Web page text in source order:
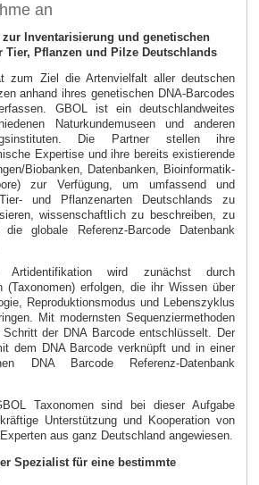
an
Inventarisierung und genetischen
Tier, Pflanzen und Pilze Deutschlands
zum Ziel die Artenvielfalt aller deutschen
anhand ihres genetischen DNA-Barcodes
GBOL ist ein deutschlandweites
Naturkundemuseen und anderen
Die Partner stellen ihre
Expertise und ihre bereits existierende
Biobanken, Datenbanken, Bioinformatik-
zur Verfügung, um umfassend und
und Pflanzenarten Deutschlands zu
wissenschaftlich zu beschreiben, zu
globale Referenz-Barcode Datenbank
Artidentifikation wird zunächst durch
(Taxonomen) erfolgen, die ihr Wissen über
Reproduktionsmodus und Lebenszyklus
Mit modernsten Sequenziermethoden
der DNA Barcode entschlüsselt. Der
dem DNA Barcode verknüpft und in einer
DNA Barcode Referenz-Datenbank
Taxonomen sind bei dieser Aufgabe
Unterstützung und Kooperation von
aus ganz Deutschland angewiesen.
Spezialist für eine bestimmte